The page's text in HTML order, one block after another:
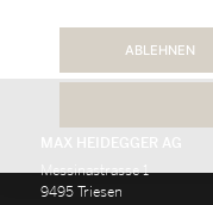
Messinastrasse 1
9495 Triesen
ABLEHNEN